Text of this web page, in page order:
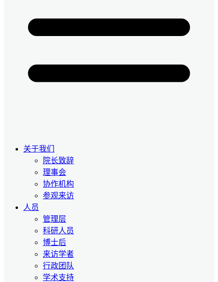
关于我们
院长致辞
理事会
协作机构
参观来访
人员
管理层
科研人员
博士后
来访学者
行政团队
学术支持